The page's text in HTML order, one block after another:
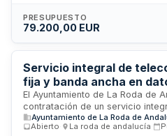
servicios continuos dirigido a
comunicaciones internas y
departamentos municipales.
PRESUPUESTO
79.200,00 EUR
Servicio integral de
fija y banda ancha en
Ayuntamiento de La Roda
El Ayuntamiento de La Roda de
contratación de un servicio
que incluye telefonía fija,
ancha en datos y servicios
Ayuntamiento de La Roda de
Abierto
La roda de andalucía